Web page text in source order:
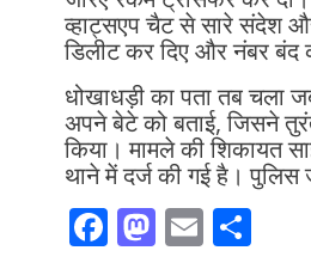
व्हाट्सएप चैट से सारे संदेश
डिलीट कर दिए और नंबर बंद
धोखाधड़ी का पता तब चला
अपने बेटे को बताई, जिसने
किया। मामले की शिकायत
थाने में दर्ज की गई है। पुलिस
F M E S